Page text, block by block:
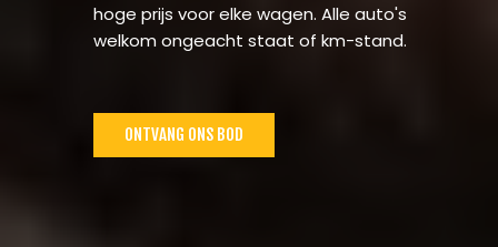
hoge prijs voor elke wagen. Alle auto's
welkom ongeacht staat of km-stand.
ONTVANG ONS BOD